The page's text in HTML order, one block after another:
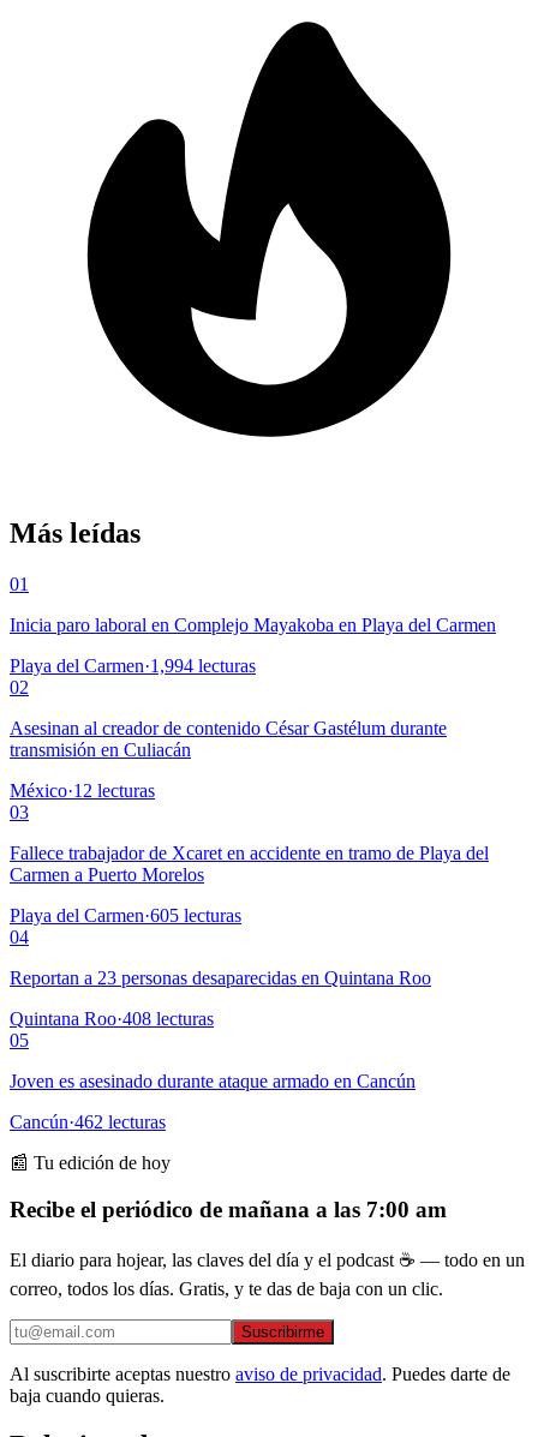
Más leídas
01
Inicia paro laboral en Complejo Mayakoba en Playa del Carmen
Playa del Carmen·1,994 lecturas
02
Asesinan al creador de contenido César Gastélum durante
transmisión en Culiacán
México·12 lecturas
03
Fallece trabajador de Xcaret en accidente en tramo de Playa del
Carmen a Puerto Morelos
Playa del Carmen·605 lecturas
04
Reportan a 23 personas desaparecidas en Quintana Roo
Quintana Roo·408 lecturas
05
Joven es asesinado durante ataque armado en Cancún
Cancún·462 lecturas
📰 Tu edición de hoy
Recibe el periódico de mañana a las 7:00 am
El diario para hojear, las claves del día y el podcast ☕ — todo en un
correo, todos los días. Gratis, y te das de baja con un clic.
Suscribirme
Al suscribirte aceptas nuestro aviso de privacidad. Puedes darte de
baja cuando quieras.